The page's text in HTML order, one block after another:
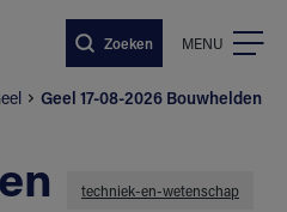
Zoeken MENU
Geel 17-08-2026 Bouwhelden
techniek-en-wetenschap